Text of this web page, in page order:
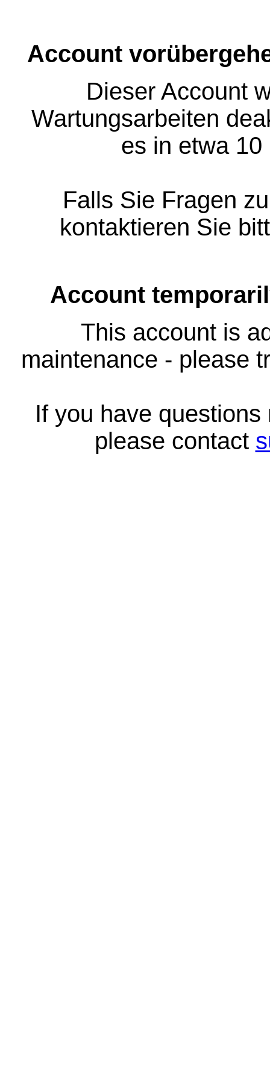
Account
Dieser Account
Wartungsarbeiten
es in etwa
Falls Sie Fragen
kontaktieren Sie
Account
This account is
maintenance - please
If you have
please contact